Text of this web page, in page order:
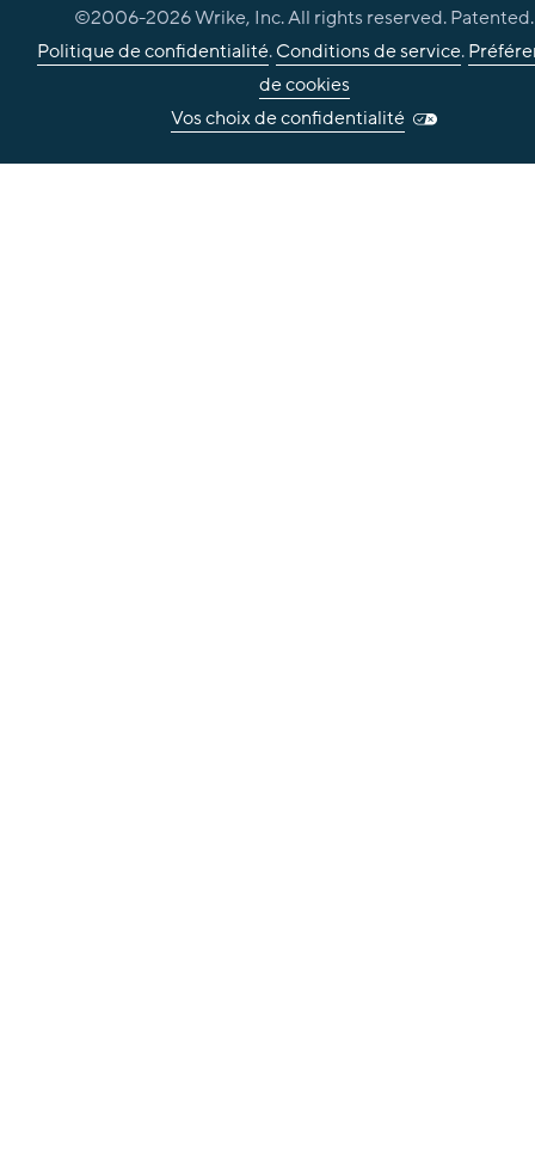
©2006-2026Wrike, Inc. All rights reserved. Patented.
Politique de confidentialité.Conditions de service.
de cookies
Vos choix de confidentialité